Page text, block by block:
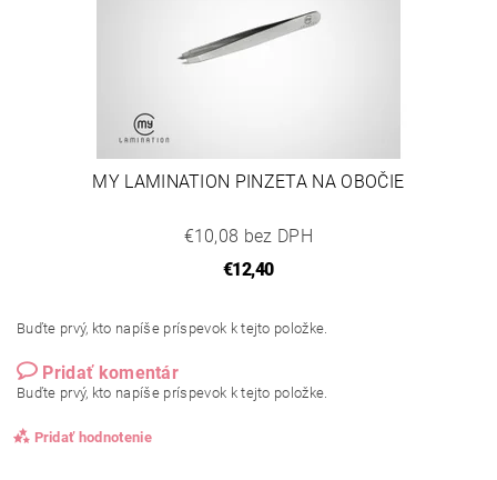
MY LAMINATION PINZETA NA OBOČIE
€10,08 bez DPH
€12,40
Buďte prvý, kto napíše príspevok k tejto položke.
Pridať komentár
Buďte prvý, kto napíše príspevok k tejto položke.
Pridať hodnotenie